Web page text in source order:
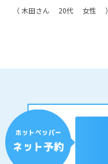
（ 木田さん 20代 女性 ）